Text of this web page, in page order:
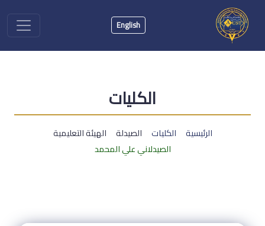
English
الكليات
الرئيسية الكليات الصيدلة
الهيئة التعليمية
الصيدلاني علي المحمد